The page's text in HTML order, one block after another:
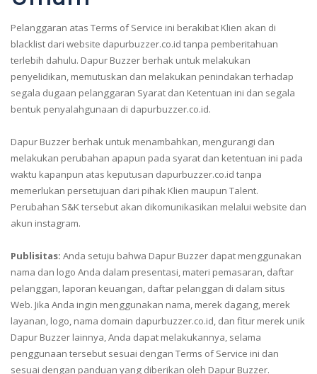
Pelanggaran atas Terms of Service ini berakibat Klien akan di
blacklist dari website dapurbuzzer.co.id tanpa pemberitahuan
terlebih dahulu. Dapur Buzzer berhak untuk melakukan
penyelidikan, memutuskan dan melakukan penindakan terhadap
segala dugaan pelanggaran Syarat dan Ketentuan ini dan segala
bentuk penyalahgunaan di dapurbuzzer.co.id.
Dapur Buzzer berhak untuk menambahkan, mengurangi dan
melakukan perubahan apapun pada syarat dan ketentuan ini pada
waktu kapanpun atas keputusan dapurbuzzer.co.id tanpa
memerlukan persetujuan dari pihak Klien maupun Talent.
Perubahan S&K tersebut akan dikomunikasikan melalui website dan
akun instagram.
Publisitas: Anda setuju bahwa Dapur Buzzer dapat menggunakan
nama dan logo Anda dalam presentasi, materi pemasaran, daftar
pelanggan, laporan keuangan, daftar pelanggan di dalam situs
Web. Jika Anda ingin menggunakan nama, merek dagang, merek
layanan, logo, nama domain dapurbuzzer.co.id, dan fitur merek unik
Dapur Buzzer lainnya, Anda dapat melakukannya, selama
penggunaan tersebut sesuai dengan Terms of Service ini dan
sesuai dengan panduan yang diberikan oleh Dapur Buzzer.